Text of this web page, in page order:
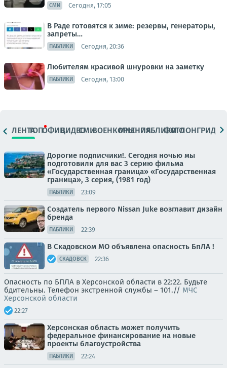
СМИ Сегодня, 17:05
В Раде готовятся к зиме: резервы, генераторы,
запреты…
ПАБЛИКИ Сегодня, 20:36
Любителям красивой шнуровки на заметку
ПАБЛИКИ Сегодня, 13:00
ЛЕНТАТОПОФИЦ.ВИДЕОСМИВОЕНКОРЫМНЕНИЯПАБЛИКИ
ФОТОЛОНГРИДЫ
Дорогие подписчики!. Сегодня ночью мы
подготовили для вас 3 серию фильма
«Государственная граница» «Государственная
граница», 3 серия, (1981 год)
ПАБЛИКИ 23:09
Создатель первого Nissan Juke возглавит дизайн
бренда
ПАБЛИКИ 22:39
В Скадовском МО объявлена опасность БпЛА !
СКАДОВСК 22:36
Опасность по БПЛА в Херсонской области в 22:22. Будьте
бдительны. Телефон экстренной службы – 101.// МЧС
Херсонской области
22:27
Херсонская область может получить
федеральное финансирование на новые
проекты благоустройства
ПАБЛИКИ 22:24